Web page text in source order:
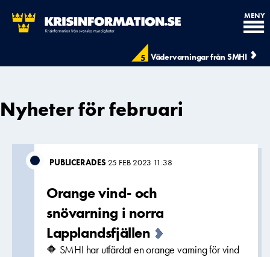
5 Vädervarningar från SMHI
MENY
Nyheter för februari
PUBLICERADES 25 FEB 2023 11:38
Orange vind- och
snövarning i norra
Lapplandsfjällen
🔶 SMHI har utfärdat en orange varning för vind